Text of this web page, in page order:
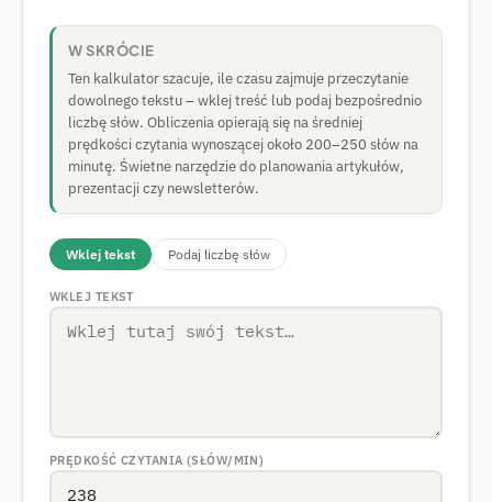
W SKRÓCIE
Ten kalkulator szacuje, ile czasu zajmuje przeczytanie
dowolnego tekstu – wklej treść lub podaj bezpośrednio
liczbę słów. Obliczenia opierają się na średniej
prędkości czytania wynoszącej około 200–250 słów na
minutę. Świetne narzędzie do planowania artykułów,
prezentacji czy newsletterów.
Wklej tekst Podaj liczbę słów
WKLEJ TEKST
PRĘDKOŚĆ CZYTANIA (SŁÓW/MIN)